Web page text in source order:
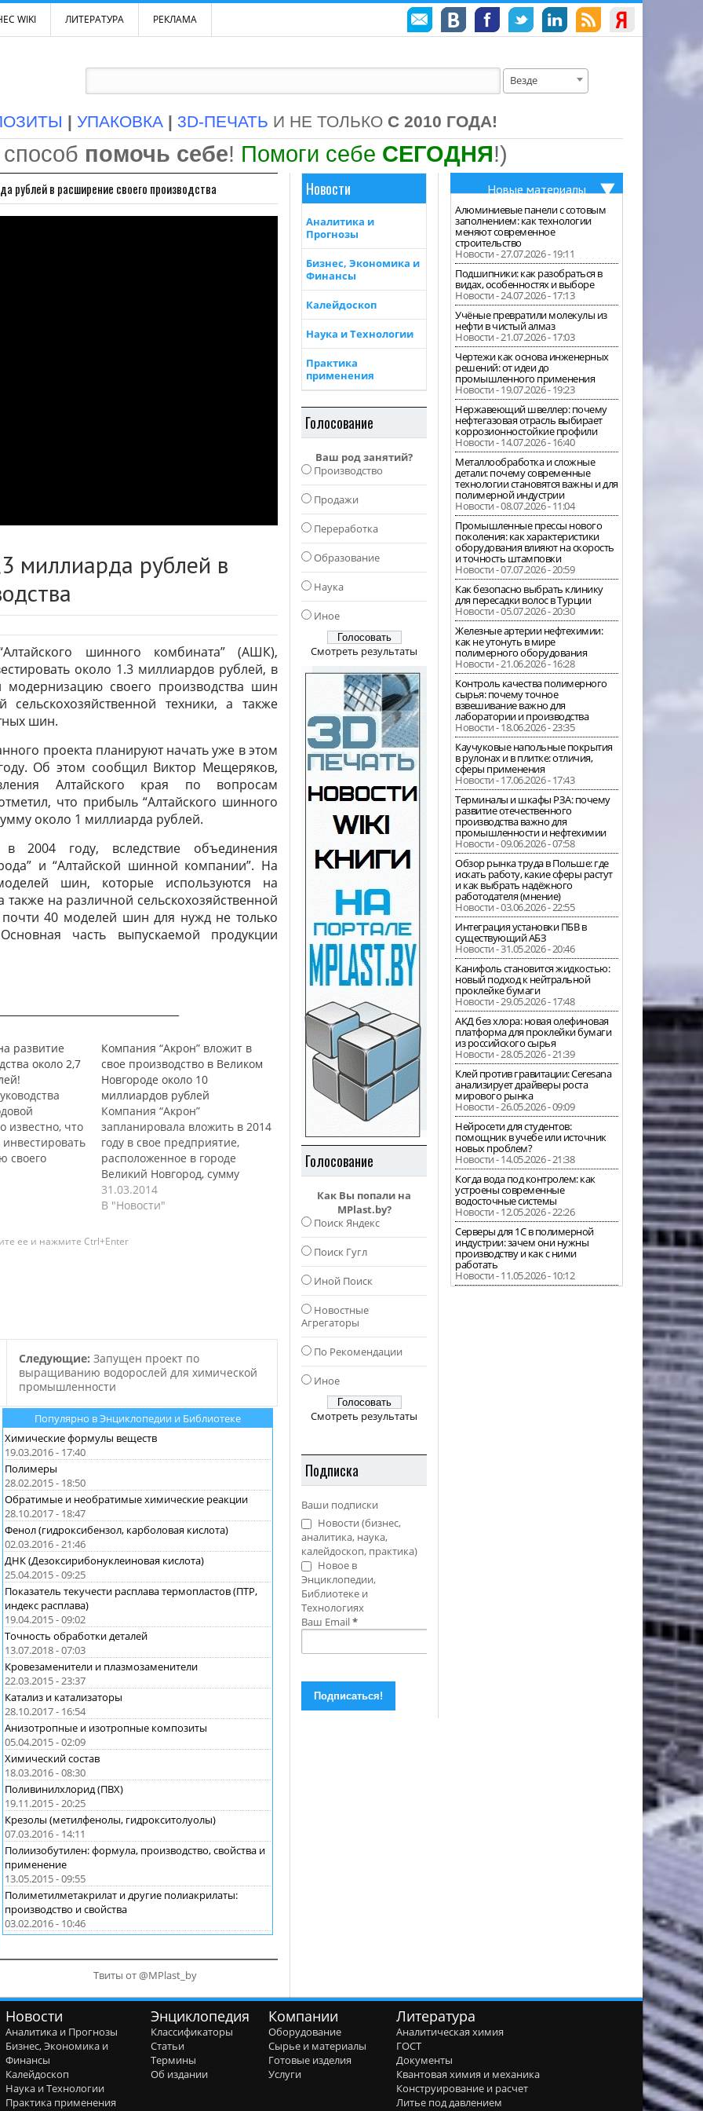
WIKI ЛИТЕРАТУРА РЕКЛАМА
Везде
| УПАКОВКА | 3D-ПЕЧАТЬ И НЕ ТОЛЬКО С 2010 ГОДА!
помочь себе! Помоги себе СЕГОДНЯ!)
рублей в расширение своего производства
миллиарда рублей в
шинного комбината” (АШК),
около 1.3 миллиардов рублей, в
своего производства шин
сельскохозяйственной техники, а также
шин.
проекта планируют начать уже в этом
Об этом сообщил Виктор Мещеряков,
Алтайского края по вопросам
что прибыль “Алтайского шинного
около 1 миллиарда рублей.
2004 году, вследствие объединения
и “Алтайской шинной компании”. На
шин, которые используются на
на различной сельскохозяйственной
40 моделей шин для нужд не только
часть выпускаемой продукции
развитие
около 2,7
известно, что
своего
порядка
в
время
Компания “Акрон” вложит в
свое производство в Великом
Новгороде около 10
миллиардов рублей
Компания “Акрон”
запланировала вложить в 2014
году в свое предприятие,
расположенное в городе
Великий Новгород, сумму
порядка 10 миллиардов
рублей. Данная сумма денег,
дальнейшее развитие
31.03.2014
В "Новости"
ее и нажмите Ctrl+Enter
Следующие: Запущен проект по
выращиванию водорослей для химической
промышленности
Популярно в Энциклопедии и Библиотеке
Химические формулы веществ
19.03.2016 - 17:40
Полимеры
28.02.2015 - 18:50
Обратимые и необратимые химические реакции
28.10.2017 - 18:47
Фенол (гидроксибензол, карболовая кислота)
02.03.2016 - 21:46
ДНК (Дезоксирибонуклеиновая кислота)
25.04.2015 - 09:25
Показатель текучести расплава термопластов (ПТР,
индекс расплава)
19.04.2015 - 09:02
Точность обработки деталей
13.07.2018 - 07:03
Кровезаменители и плазмозаменители
22.03.2015 - 23:37
Катализ и катализаторы
28.10.2017 - 16:54
Анизотропные и изотропные композиты
05.04.2015 - 02:09
Химический состав
18.03.2016 - 08:30
Поливинилхлорид (ПВХ)
19.11.2015 - 20:25
Крезолы (метилфенолы, гидрокситолуолы)
07.03.2016 - 14:11
Полиизобутилен: формула, производство, свойства и
применение
13.05.2015 - 09:55
Полиметилметакрилат и другие полиакрилаты:
производство и свойства
03.02.2016 - 10:46
Твиты от @MPlast_by
Новости
Аналитика и
Прогнозы
Бизнес, Экономика и
Финансы
Калейдоскоп
Наука и Технологии
Практика
применения
Голосование
Ваш род занятий?
Производство
Продажи
Переработка
Образование
Наука
Иное
Смотреть результаты
Голосование
Как Вы попали на
MPlast.by?
Поиск Яндекс
Поиск Гугл
Иной Поиск
Новостные
Агрегаторы
По Рекомендации
Иное
Смотреть результаты
Подписка
Ваши подписки
Новости (бизнес,
аналитика, наука,
калейдоскоп, практика)
Новое в
Энциклопедии,
Библиотеке и
Технологиях
Ваш Email*
Новые материалы
Алюминиевые панели с сотовым
заполнением: как технологии
меняют современное
строительство
Новости - 27.07.2026 - 19:11
Подшипники: как разобраться в
видах, особенностях и выборе
Новости - 24.07.2026 - 17:13
Учёные превратили молекулы из
нефти в чистый алмаз
Новости - 21.07.2026 - 17:03
Чертежи как основа инженерных
решений: от идеи до
промышленного применения
Новости - 19.07.2026 - 19:23
Нержавеющий швеллер: почему
нефтегазовая отрасль выбирает
коррозионностойкие профили
Новости - 14.07.2026 - 16:40
Металлообработка и сложные
детали: почему современные
технологии становятся важны и для
полимерной индустрии
Новости - 08.07.2026 - 11:04
Промышленные прессы нового
поколения: как характеристики
оборудования влияют на скорость
и точность штамповки
Новости - 07.07.2026 - 20:59
Как безопасно выбрать клинику
для пересадки волос в Турции
Новости - 05.07.2026 - 20:30
Железные артерии нефтехимии:
как не утонуть в мире
полимерного оборудования
Новости - 21.06.2026 - 16:28
Контроль качества полимерного
сырья: почему точное
взвешивание важно для
лаборатории и производства
Новости - 18.06.2026 - 23:35
Каучуковые напольные покрытия
в рулонах и в плитке: отличия,
сферы применения
Новости - 17.06.2026 - 17:43
Терминалы и шкафы РЗА: почему
развитие отечественного
производства важно для
промышленности и нефтехимии
Новости - 09.06.2026 - 07:58
Обзор рынка труда в Польше: где
искать работу, какие сферы растут
и как выбрать надёжного
работодателя (мнение)
Новости - 03.06.2026 - 22:55
Интеграция установки ПБВ в
существующий АБЗ
Новости - 31.05.2026 - 20:46
Канифоль становится жидкостью:
новый подход к нейтральной
проклейке бумаги
Новости - 29.05.2026 - 17:48
АКД без хлора: новая олефиновая
платформа для проклейки бумаги
из российского сырья
Новости - 28.05.2026 - 21:39
Клей против гравитации: Ceresana
анализирует драйверы роста
мирового рынка
Новости - 26.05.2026 - 09:09
Нейросети для студентов:
помощник в учебе или источник
новых проблем?
Новости - 14.05.2026 - 21:38
Когда вода под контролем: как
устроены современные
водосточные системы
Новости - 12.05.2026 - 22:26
Серверы для 1С в полимерной
индустрии: зачем они нужны
производству и как с ними
работать
Новости - 11.05.2026 - 10:12
Новости
Аналитика и Прогнозы
Бизнес, Экономика и
Финансы
Калейдоскоп
Наука и Технологии
Практика применения
Энциклопедия
Классификаторы
Статьи
Термины
Об издании
Компании
Оборудование
Сырье и материалы
Готовые изделия
Услуги
Литература
Аналитическая химия
ГОСТ
Документы
Квантовая химия и механика
Конструирование и расчет
Литье под давлением